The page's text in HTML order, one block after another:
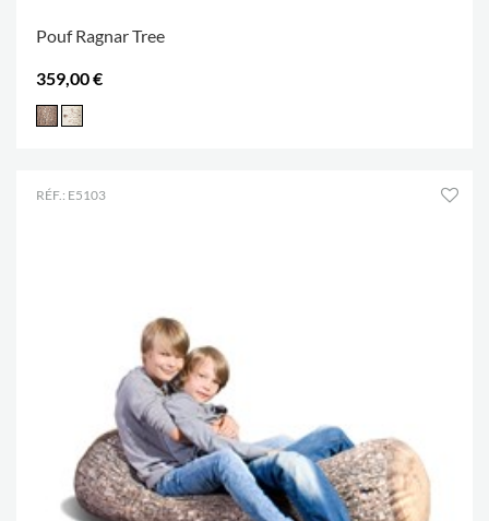
Pouf Ragnar Tree
359,00 €
RÉF.: E5103